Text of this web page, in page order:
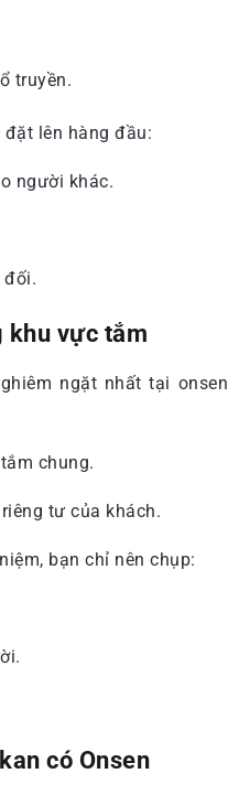
truyền.
lên hàng đầu:
người khác.
đối.
khu vực tắm
ngặt nhất tại onsen
chung.
tư của khách.
bạn chỉ nên chụp:
có Onsen